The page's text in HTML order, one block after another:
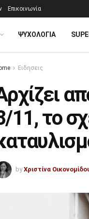
Επικοινωνία
ΨΥΧΟΛΟΓΊΑ
Ειδησεις
11, το
by Χριστίνα